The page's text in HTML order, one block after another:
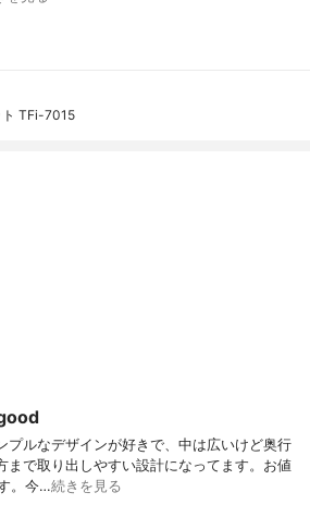
ト TFi-7015
プルなデザインが好きで、中は広いけど奥行
まで取り出しやすい設計になってます。お値
。今…続きを見る